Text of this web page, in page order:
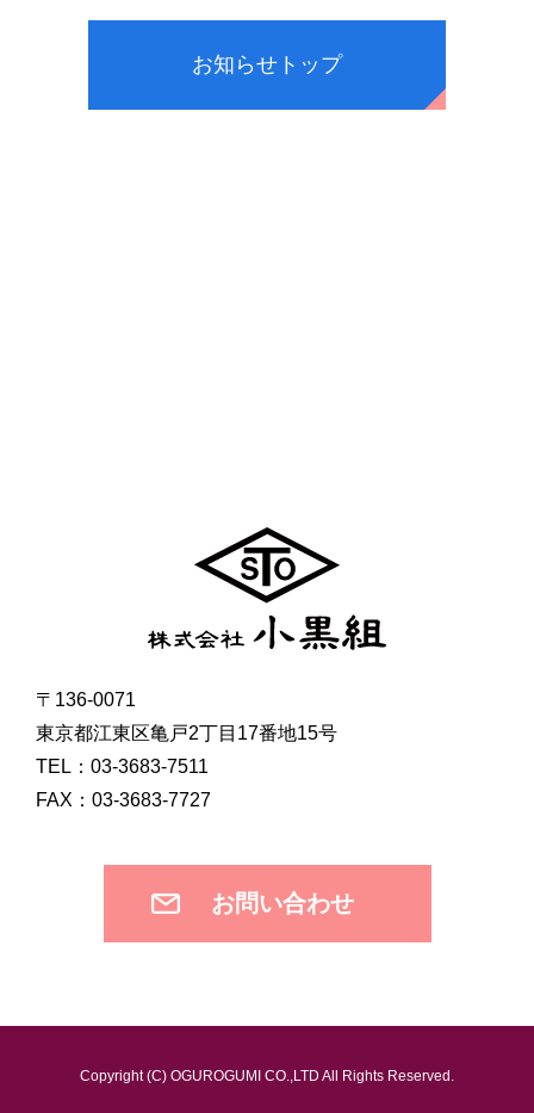
お知らせトップ
〒136-0071
東京都江東区亀戸2丁目17番地15号
TEL：03-3683-7511
FAX：03-3683-7727
お問い合わせ
Copyright (C) OGUROGUMI CO.,LTD All Rights Reserved.